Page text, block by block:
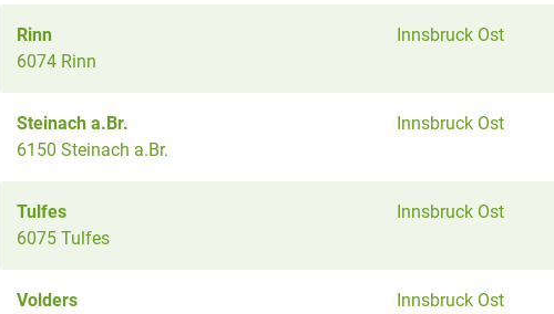
Rinn
6074 Rinn
Innsbruck Ost
Steinach a.Br.
6150 Steinach a.Br.
Innsbruck Ost
Tulfes
6075 Tulfes
Innsbruck Ost
Volders
Innsbruck Ost